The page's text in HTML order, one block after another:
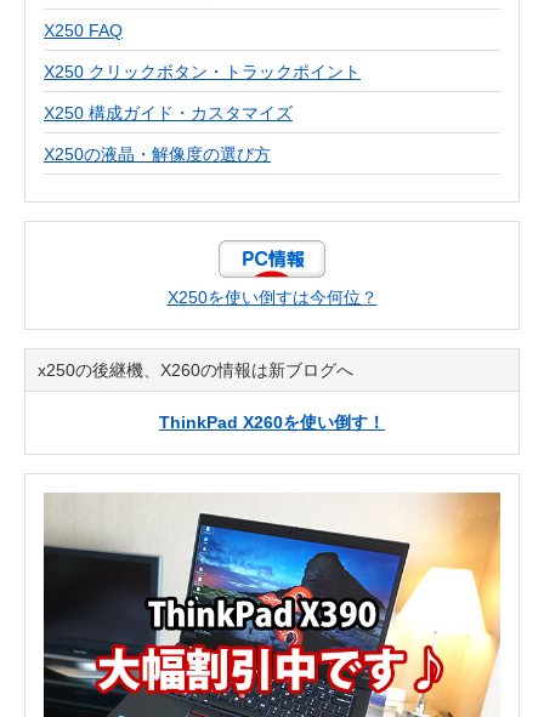
X250 FAQ
X250 クリックボタン・トラックポイント
X250 構成ガイド・カスタマイズ
X250の液晶・解像度の選び方
X250を使い倒すは今何位？
x250の後継機、X260の情報は新ブログへ
ThinkPad X260を使い倒す！